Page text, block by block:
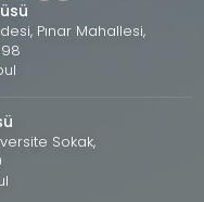
Pınar Mahallesi,
Sokak,